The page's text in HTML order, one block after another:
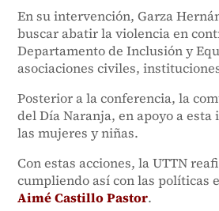
En su intervención, Garza
buscar abatir la violencia en
Departamento de Inclusión y
asociaciones civiles,
Posterior a la conferencia, la
del Día Naranja, en apoyo a
las mujeres y niñas.
Con estas acciones, la UTTN
cumpliendo así con las políticas
Aimé Castillo Pastor.